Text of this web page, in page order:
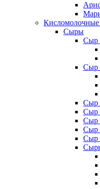
Сыры
Сыр
Сыр
Сыр
Сыр
Сыр
Сыр